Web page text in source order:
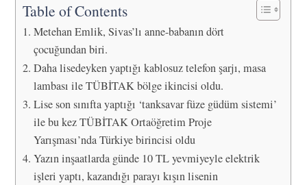
Table of Contents
Metehan Emlik, Sivas’lı anne-babanın dört
çocuğundan biri.
Daha lisedeyken yaptığı kablosuz telefon şarjı, masa
lambası ile TÜBİTAK bölge ikincisi oldu.
Lise son sınıfta yaptığı ‘tanksavar füze güdüm sistemi’
ile bu kez TÜBİTAK Ortaöğretim Proje
Yarışması’nda Türkiye birincisi oldu
Yazın inşaatlarda günde 10 TL yevmiyeyle elektrik
işleri yaptı, kazandığı parayı kışın lisenin